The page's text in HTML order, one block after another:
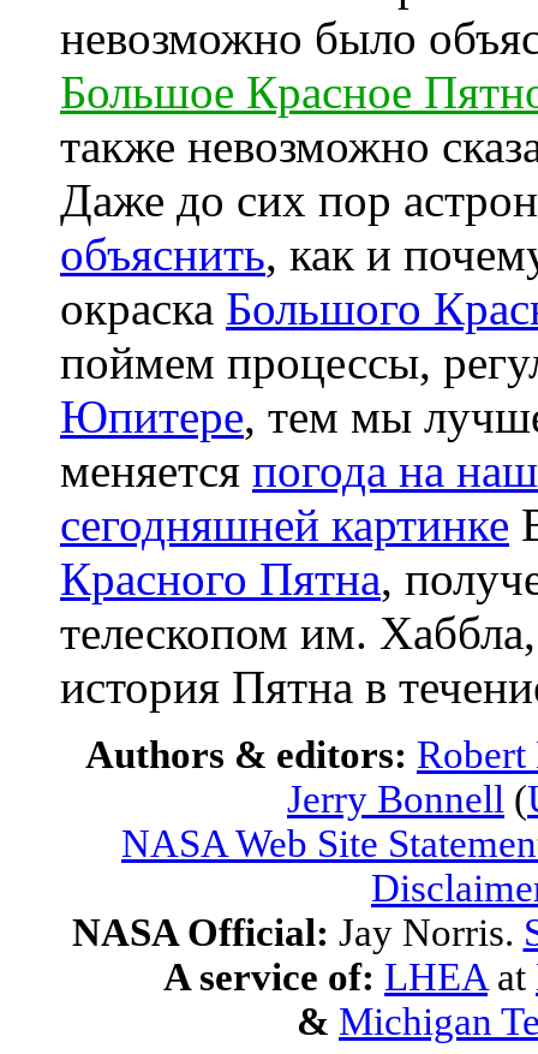
невозможно было
Большое Красное
также невозможно
Даже до сих пор
объяснить, как и
окраска Большого
поймем процессы,
Юпитере, тем мы
меняется погода на
сегодняшней картинке
Красного Пятна,
телескопом им.
история Пятна в
Authors & editors:
Jerry Bonnell (
NASA Web Site
NASA Official: Jay Norris.
A service of: LHEA at
& Michigan